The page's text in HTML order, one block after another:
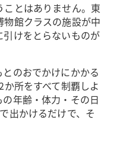
ことはありません。東
館クラスの施設が中
けをとらないものが
のおでかけにかかる
所をすべて制覇しよ
年齢・体力・その日
出かけるだけで、そ